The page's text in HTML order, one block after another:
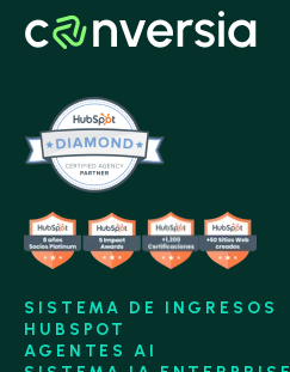
SISTEMA DE INGRESOS
HUBSPOT
AGENTES AI